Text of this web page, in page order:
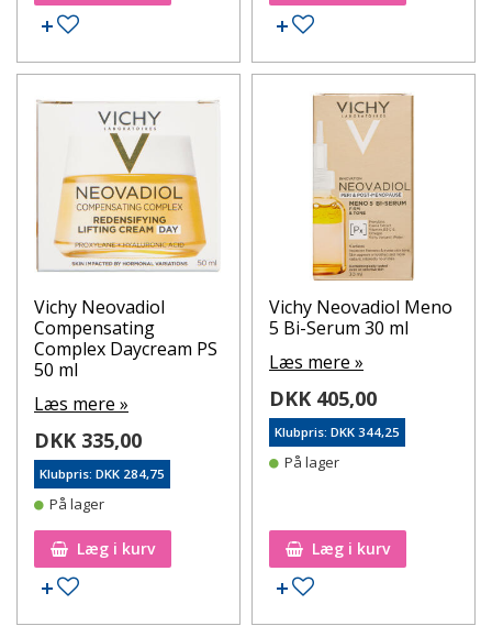
Tilføj til ønskeseddel
Tilføj til ønskeseddel
Vichy Neovadiol
Compensating
Complex Daycream PS
50 ml
Læs mere »
DKK 335,00
Klubpris: DKK 284,75
På lager
Læg i kurv
Tilføj til ønskeseddel
Vichy Neovadiol Meno
5 Bi-Serum 30 ml
Læs mere »
DKK 405,00
Klubpris: DKK 344,25
På lager
Læg i kurv
Tilføj til ønskeseddel